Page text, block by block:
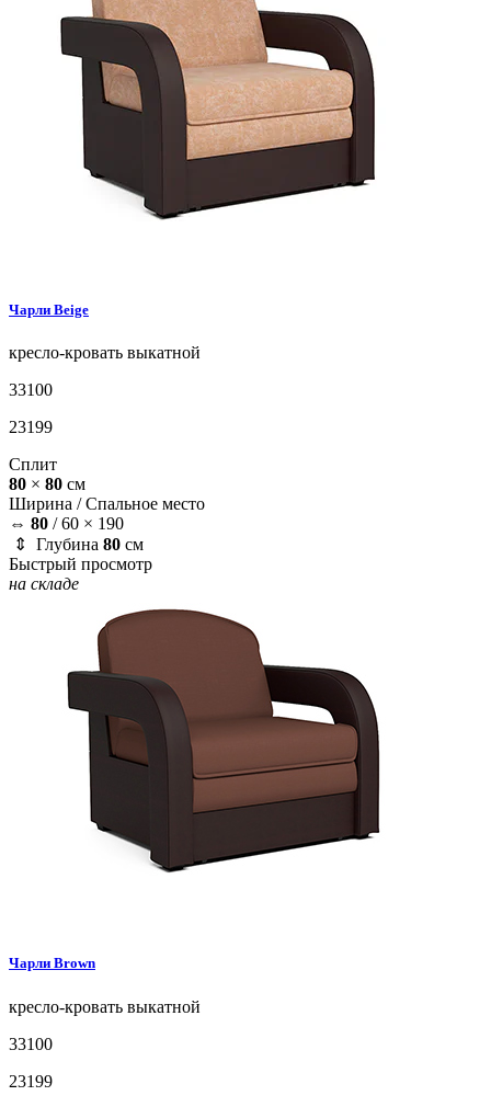
Чарли Beige
кресло-кровать выкатной
33100
23199
Сплит
80 × 80 см
Ширина /Спальное место
⇔ 80 /60 × 190
⇕ Глубина 80 см
Быстрый просмотр
на складе
Чарли Brown
кресло-кровать выкатной
33100
23199